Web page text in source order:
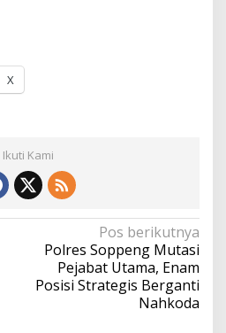
X
Ikuti Kami
Pos berikutnya
Polres Soppeng Mutasi
Pejabat Utama, Enam
Posisi Strategis Berganti
Nahkoda